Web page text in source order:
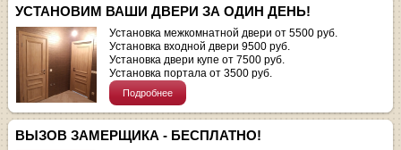
УСТАНОВИМ ВАШИ ДВЕРИ ЗА ОДИН ДЕНЬ!
Установка межкомнатной двери от 5500 руб.
Установка входной двери 9500 руб.
Установка двери купе от 7500 руб.
Установка портала от 3500 руб.
Подробнее
ВЫЗОВ ЗАМЕРЩИКА - БЕСПЛАТНО!